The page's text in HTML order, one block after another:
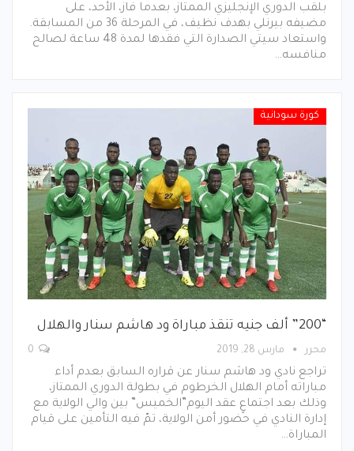
بلقب الدوري الإنجليزي الممتاز، بعدما فاز، الأحد، على
مضيفه بيرنلي بهدف نظيف، في المرحلة 36 من المسابقة.
واستعاد سيتي الصدارة التي فقدها لمدة 48 ساعة لصالح
منافسه…
كورة سودانية
“200” ألف جنيه تنقذ مباراة ود هاشم سنار والهلال
محرر مارس 28, 2019
تراجع نادي ود هاشم سنار عن قراره السابق بعدم أداء
مباراته أمام الهلال الخرطوم في بطولة الدوري الممتاز،
وذلك بعد اجتماعٍ عقد اليوم”الخميس” بين والي الولاية مع
إدارة النادي في حضور أمن الولاية، تمّ فيه التأمين على قيام
المباراة…